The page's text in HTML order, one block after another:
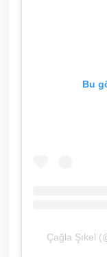
Bu
Çağla Şıkel